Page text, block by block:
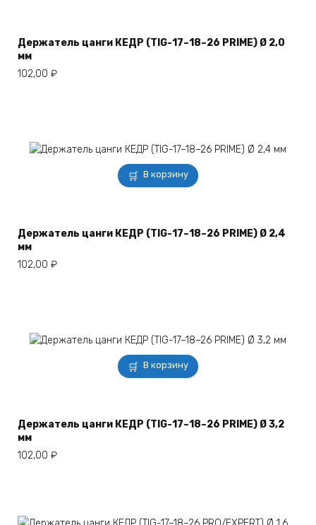
Держатель цанги КЕДР (TIG-17–18–26 PRIME) Ø 2,0
мм
102,00 ₽
В корзину
Держатель цанги КЕДР (TIG-17–18–26 PRIME) Ø 2,4
мм
102,00 ₽
В корзину
Держатель цанги КЕДР (TIG-17–18–26 PRIME) Ø 3,2
мм
102,00 ₽